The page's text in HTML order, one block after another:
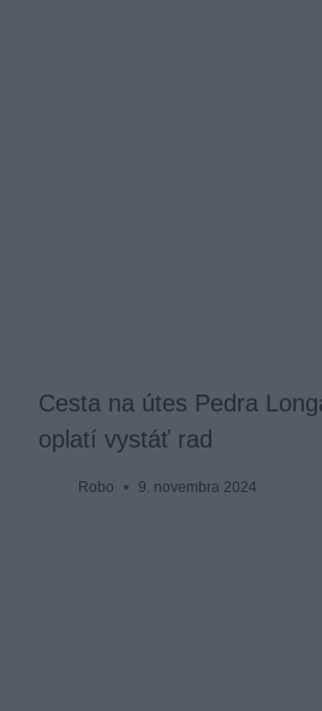
Cesta na útes Pedra
oplatí vystáť rad
Robo 9. novembra 2024